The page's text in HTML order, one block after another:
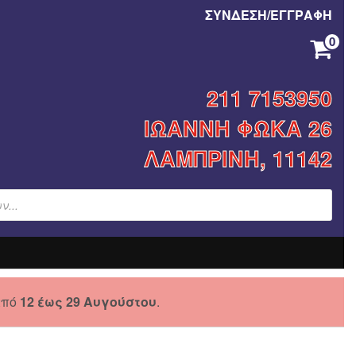
ΣΥΝΔΕΣΗ/ΕΓΓΡΑΦΗ
0
211 7153950
ΙΩΑΝΝΗ ΦΩΚΑ 26
ΛΑΜΠΡΙΝΗ, 11142
12 έως 29 Αυγούστου.